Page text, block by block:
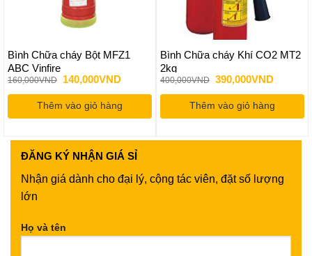
Bình Chữa cháy Bột MFZ1
ABC Vinfire
160,000VND
Giá
là:
160,000VND.
140,000VNDGiá
tại
là:
140,000VND.
Thêm vào giỏ hàng
Bình Chữa cháy Khí CO2 MT2
2kg
400,000VND Giá
là:
400,000VND.
390,000VNDGiá
tại
là:
Thêm vào giỏ hàng
ĐĂNG KÝ NHẬN GIÁ SỈ
Nhận giá dành cho đại lý, cộng tác viên, đặt số lượng
lớn
Họ và tên